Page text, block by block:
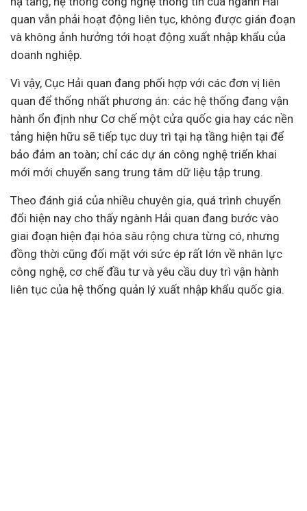
quan vẫn phải hoạt động liên tục, không được gián đoạn
và không ảnh hưởng tới hoạt động xuất nhập khẩu của
doanh nghiệp.
Vì vậy, Cục Hải quan đang phối hợp với các đơn vị liên
quan để thống nhất phương án: các hệ thống đang vận
hành ổn định như Cơ chế một cửa quốc gia hay các nền
tảng hiện hữu sẽ tiếp tục duy trì tại hạ tầng hiện tại để
bảo đảm an toàn; chỉ các dự án công nghệ triển khai
mới mới chuyển sang trung tâm dữ liệu tập trung.
Theo đánh giá của nhiều chuyên gia, quá trình chuyển
đổi hiện nay cho thấy ngành Hải quan đang bước vào
giai đoạn hiện đại hóa sâu rộng chưa từng có, nhưng
đồng thời cũng đối mặt với sức ép rất lớn về nhân lực
công nghệ, cơ chế đầu tư và yêu cầu duy trì vận hành
liên tục của hệ thống quản lý xuất nhập khẩu quốc gia.